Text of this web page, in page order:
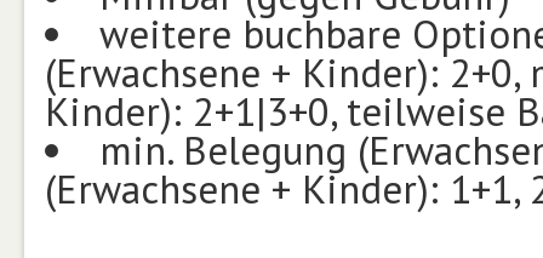
weitere buchbare
(Erwachsene + Kinder): 2+0,
Kinder): 2+1|3+0, teilweise
min. Belegung
(Erwachsene + Kinder): 1+1,